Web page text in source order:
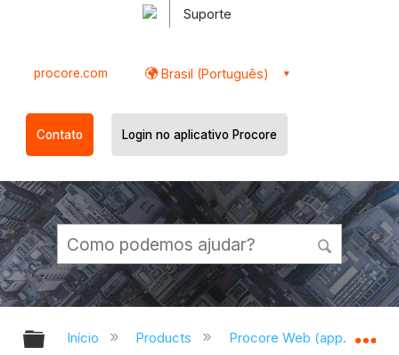
Suporte
procore.com Brasil (Português)
Contato Login no aplicativo Procore
Expandir/recolher hierarquia
Início Products Procore Web